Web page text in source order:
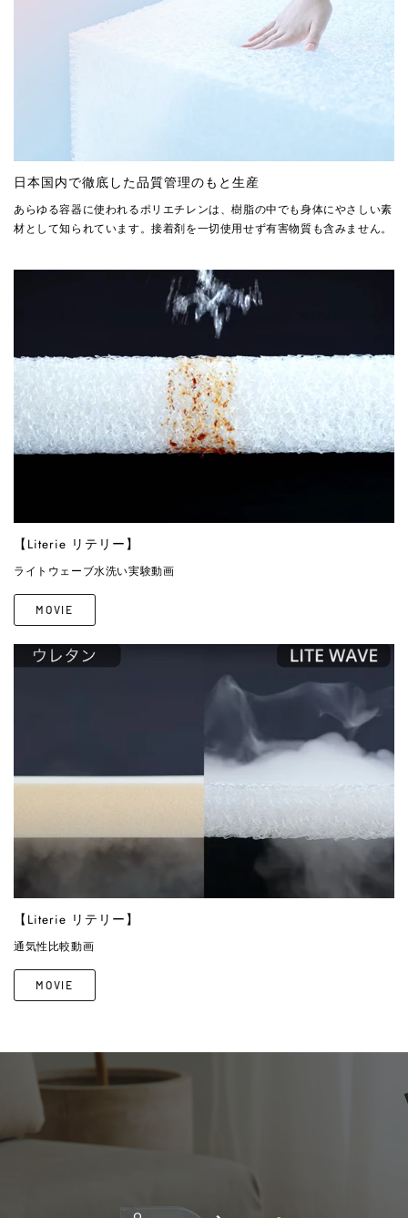
日本国内で徹底した品質管理のもと生産
あらゆる容器に使われるポリエチレンは、樹脂の中でも身体にやさしい素
材として知られています。接着剤を一切使用せず有害物質も含みません。
【Literie リテリー】
ライトウェーブ水洗い実験動画
MOVIE
【Literie リテリー】
通気性比較動画
MOVIE